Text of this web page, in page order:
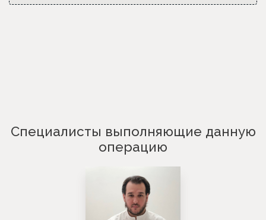
Специалисты выполняющие данную
операцию